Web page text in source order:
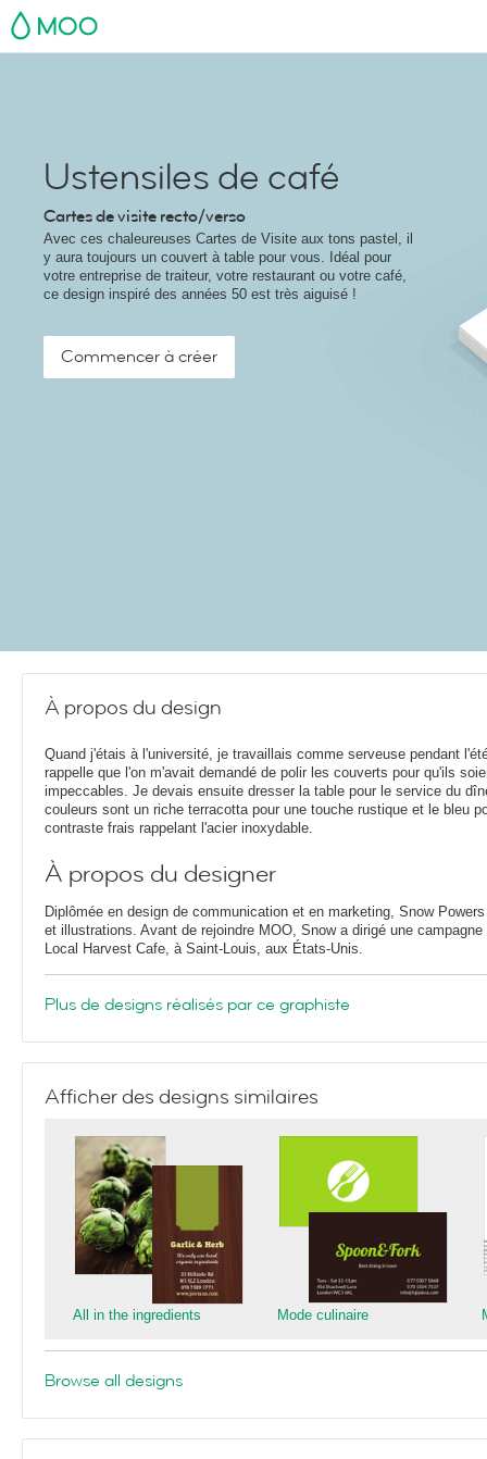
MOO
Ustensiles de café
Cartes de visite recto/verso
Avec ces chaleureuses Cartes de Visite aux tons pastel, il
y aura toujours un couvert à table pour vous. Idéal pour
votre entreprise de traiteur, votre restaurant ou votre café,
ce design inspiré des années 50 est très aiguisé !
Commencer à créer
À propos du design
Quand j'étais à l'université, je travaillais comme serveuse pendant
rappelle que l'on m'avait demandé de polir les couverts pour qu'ils
impeccables. Je devais ensuite dresser la table pour le service du
couleurs sont un riche terracotta pour une touche rustique et le bleu
contraste frais rappelant l'acier inoxydable.
À propos du designer
Diplômée en design de communication et en marketing, Snow
et illustrations. Avant de rejoindre MOO, Snow a dirigé une
Local Harvest Cafe, à Saint-Louis, aux États-Unis.
Plus de designs réalisés par ce graphiste
Afficher des designs similaires
All in the ingredients Mode culinaire
Browse all designs